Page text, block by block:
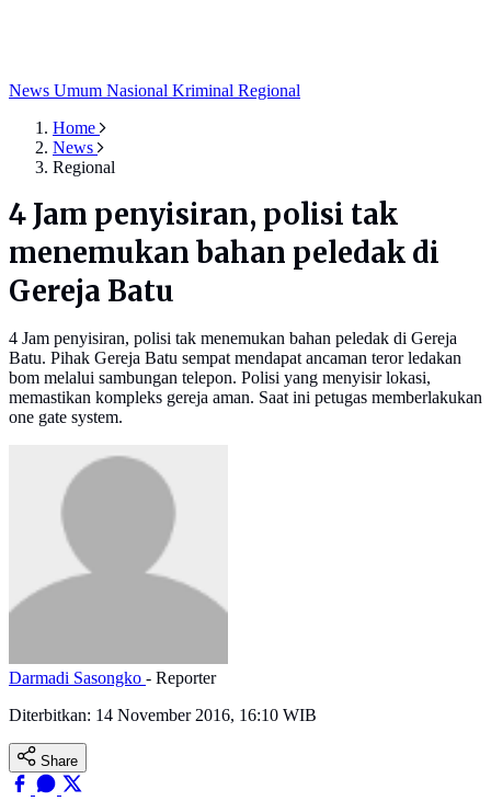
News Umum Nasional Kriminal Regional
Home
News
Regional
4 Jam penyisiran, polisi tak
menemukan bahan peledak di
Gereja Batu
4 Jam penyisiran, polisi tak menemukan bahan peledak di Gereja
Batu. Pihak Gereja Batu sempat mendapat ancaman teror ledakan
bom melalui sambungan telepon. Polisi yang menyisir lokasi,
memastikan kompleks gereja aman. Saat ini petugas memberlakukan
one gate system.
Darmadi Sasongko - Reporter
Diterbitkan: 14 November 2016, 16:10 WIB
Share